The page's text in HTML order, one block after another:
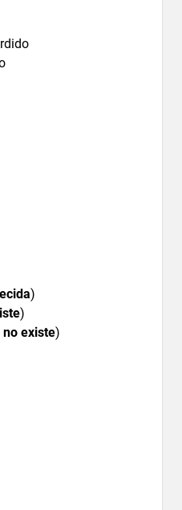
)
)
existe)